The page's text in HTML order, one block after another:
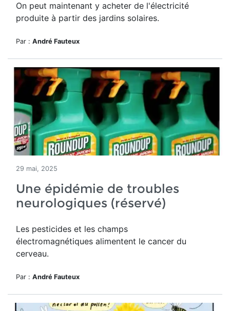
On peut maintenant y acheter de l'électricité
produite à partir des jardins solaires.
Par : André Fauteux
29 mai, 2025
Une épidémie de troubles
neurologiques (réservé)
Les pesticides et les champs
électromagnétiques alimentent le cancer du
cerveau.
Par : André Fauteux